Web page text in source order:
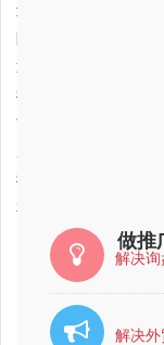
辽宁省万向区块链公
通辽市万向区块链公
我想做万向区块链，
甘肃省万向区块链公
我想做万向区块链，
本溪市互联网营销公
做推
解决询
解决外